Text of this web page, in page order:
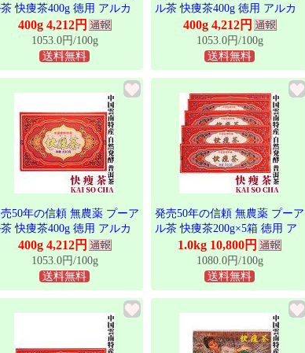
快痩茶400g 徳用 アルカ
度64 東西物産株式会社 群馬
雲南 黒茶 後発酵茶 プアー
茶 プーアール茶 ティーバッ
プーアル ぷーあるちゃ 美
茶 健康茶 お茶 年間限定輸
発売40年を超えるロングセ
ー プーアール茶
400g 4,212円
1053.0円/100g
送料無料
ル茶 快痩茶400g 徳用 アルカ
リ度64 東西物産株式会社 群馬
県 雲南 黒茶 後発酵茶 プアー
ル茶 プーアール茶 ティーバッ
グ プーアル ぷーあるちゃ 美
容茶 健康茶 お茶 年間限定輸
入 発売40年を超えるロングセ
ラー プーアール茶
400g 4,212円
1053.0円/100g
送料無料
50年の信頼 無農薬 プーア
快痩茶400g 徳用 アルカ
度64 東西物産株式会社 群馬
雲南 黒茶 後発酵茶 プアー
茶 プーアール茶 ティーバッ
プーアル ぷーあるちゃ 美
茶 健康茶 お茶 年間限定輸
発売40年を超えるロングセ
400g 4,212円
1053.0円/100g
送料無料
発売50年の信頼 無農薬 プーア
ル茶 快痩茶200g×5箱 徳用 ア
ルカリ度64 東西物産株式会社
群馬県 雲南 黒茶 後発酵茶 プ
アール茶 プーアール茶 ティー
バッグ プーアル ぷーあるちゃ
美容茶 健康茶 お茶 年間限定
輸入 発売40年を超えるロング
1.0kg 10,800円
1080.0円/100g
送料無料